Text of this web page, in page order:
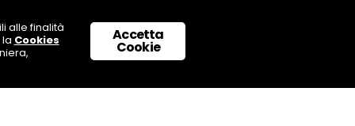
NOI SUPPORTO & CONTATTI
Accetta
Cookie
alle finalità
Cookies